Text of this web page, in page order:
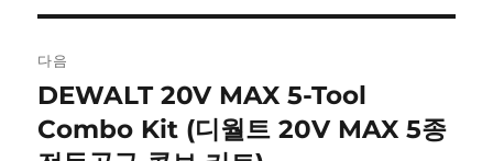
다음
다
음
글:
DEWALT 20V MAX 5-Tool
Combo Kit (디월트 20V MAX 5종